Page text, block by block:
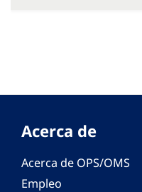
Acerca de
Acerca de OPS/OMS
Empleo